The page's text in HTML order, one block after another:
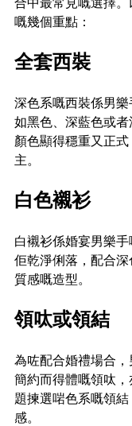
嘅幾個重點：
全套西裝
深色系嘅西裝係男
如黑色、深藍色或
顏色顯得穩重又正
主。
白色襯衫
白襯衫係婚宴男樂
佢乾淨俐落，配合
質感嘅造型。
領呔或領結
為咗配合婚禮場合
簡約而得體嘅領呔
題揀選啱色系嘅領
感。